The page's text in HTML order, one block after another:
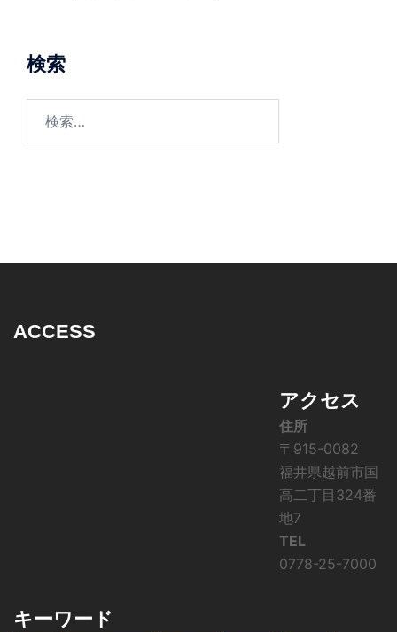
検索
ACCESS
アクセス
住所
〒915-0082
福井県越前市国
高二丁目324番
地7
TEL
0778-25-7000
キーワード